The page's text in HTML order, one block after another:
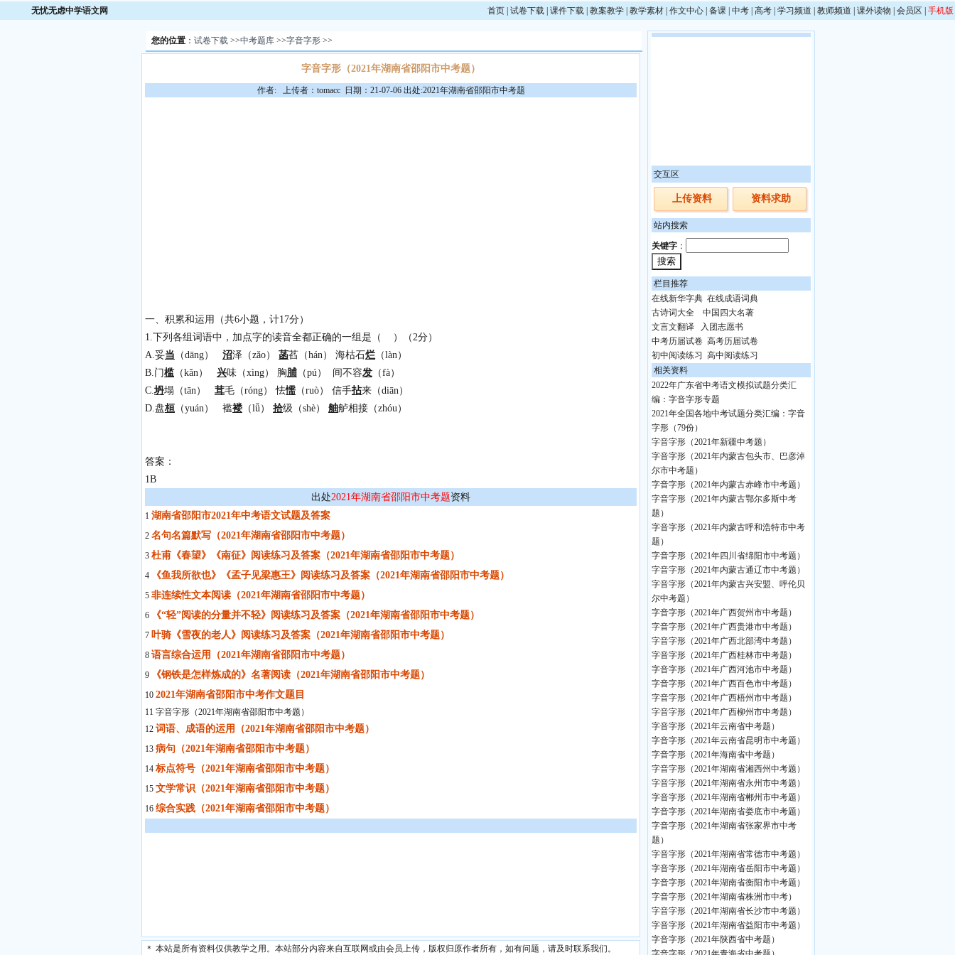
无忧无虑中学语文网 首页 试卷下载 课件下载 教案教学 教学素材 作文中心 备课 中考 高考 学习频道 教师频道 课外读物 会员区 手机版
您的位置： 试卷下载>>中考题库>>字音字形>>
字音字形（2021年湖南省邵阳市中考题）
作者: 上传者：tomacc 日期：21-07-06 出处:2021年湖南省邵阳市中考题
一、积累和运用（共6小题，计17分）
1.下列各组词语中，加点字的读音全都正确的一组是（ ）（2分）
A.妥当 （dāng） 沼泽（zǎo） 菡萏（hán） 海枯石烂 （làn）
B.门槛 （kǎn） 兴味（xìng） 胸脯 （pú） 间不容发 （fà）
C.坍塌（tān） 茸毛（róng） 怯懦 （ruò） 信手拈来（diān）
D.盘桓 （yuán） 褴褛 （lǚ） 拾级（shè） 舳舻相接（zhóu）
答案：
1B
出处2021年湖南省邵阳市中考题资料
1 湖南省邵阳市2021年中考语文试题及答案
2 名句名篇默写（2021年湖南省邵阳市中考题）
3 杜甫《春望》《南征》阅读练习及答案（2021年湖南省邵阳市中考题）
4 《鱼我所欲也》《孟子见梁惠王》阅读练习及答案（2021年湖南省邵阳市中考题）
5 非连续性文本阅读（2021年湖南省邵阳市中考题）
6 《“轻”阅读的分量并不轻》阅读练习及答案（2021年湖南省邵阳市中考题）
7 叶骑《雪夜的老人》阅读练习及答案（2021年湖南省邵阳市中考题）
8 语言综合运用（2021年湖南省邵阳市中考题）
9 《钢铁是怎样炼成的》名著阅读（2021年湖南省邵阳市中考题）
10 2021年湖南省邵阳市中考作文题目
11 字音字形（2021年湖南省邵阳市中考题）
12 词语、成语的运用（2021年湖南省邵阳市中考题）
13 病句（2021年湖南省邵阳市中考题）
14 标点符号（2021年湖南省邵阳市中考题）
15 文学常识（2021年湖南省邵阳市中考题）
16 综合实践（2021年湖南省邵阳市中考题）
＊ 本站是所有资料仅供教学之用。本站部分内容来自互联网或由会员上传，版权归原作者所有，如有问题，请及时联系我们。
交互区
上传资料 资料求助
站内搜索
关键字 ：
栏目推荐
在线新华字典 在线成语词典
古诗词大全
中国四大名著
文言文翻译
入团志愿书
中考历届试卷 高考历届试卷
初中阅读练习
高中阅读练习
相关资料
2022年广东省中考语文模拟试题分类汇
编：字音字形专题
2021年全国各地中考试题分类汇编：字音
字形（79份）
字音字形（2021年新疆中考题）
字音字形（2021年内蒙古包头市、巴彦淖
尔市中考题）
字音字形（2021年内蒙古赤峰市中考题）
字音字形（2021年内蒙古鄂尔多斯中考
题）
字音字形（2021年内蒙古呼和浩特市中考
题）
字音字形（2021年四川省绵阳市中考题）
字音字形（2021年内蒙古通辽市中考题）
字音字形（2021年内蒙古兴安盟、呼伦贝
尔中考题）
字音字形（2021年广西贺州市中考题）
字音字形（2021年广西贵港市中考题）
字音字形（2021年广西北部湾中考题）
字音字形（2021年广西桂林市中考题）
字音字形（2021年广西河池市中考题）
字音字形（2021年广西百色市中考题）
字音字形（2021年广西梧州市中考题）
字音字形（2021年广西柳州市中考题）
字音字形（2021年云南省中考题）
字音字形（2021年云南省昆明市中考题）
字音字形（2021年海南省中考题）
字音字形（2021年湖南省湘西州中考题）
字音字形（2021年湖南省永州市中考题）
字音字形（2021年湖南省郴州市中考题）
字音字形（2021年湖南省娄底市中考题）
字音字形（2021年湖南省张家界市中考
题）
字音字形（2021年湖南省常德市中考题）
字音字形（2021年湖南省岳阳市中考题）
字音字形（2021年湖南省衡阳市中考题）
字音字形（2021年湖南省株洲市中考）
字音字形（2021年湖南省长沙市中考题）
字音字形（2021年湖南省益阳市中考题）
字音字形（2021年陕西省中考题）